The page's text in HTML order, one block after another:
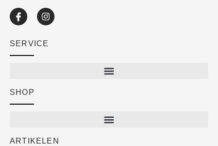
SERVICE
SHOP
ARTIKELEN